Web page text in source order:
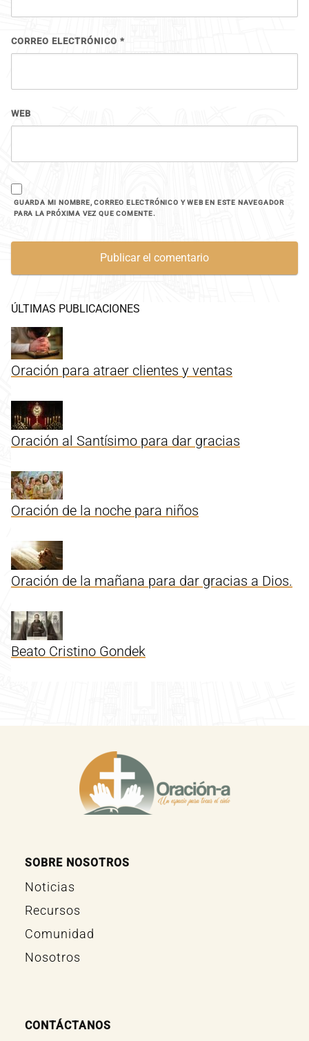
CORREO ELECTRÓNICO *
WEB
GUARDA MI NOMBRE, CORREO ELECTRÓNICO Y WEB EN ESTE NAVEGADOR
PARA LA PRÓXIMA VEZ QUE COMENTE.
ÚLTIMAS PUBLICACIONES
Oración para atraer clientes y ventas
Oración al Santísimo para dar gracias
Oración de la noche para niños
Oración de la mañana para dar gracias a Dios.
Beato Cristino Gondek
SOBRE NOSOTROS
Noticias
Recursos
Comunidad
Nosotros
CONTÁCTANOS